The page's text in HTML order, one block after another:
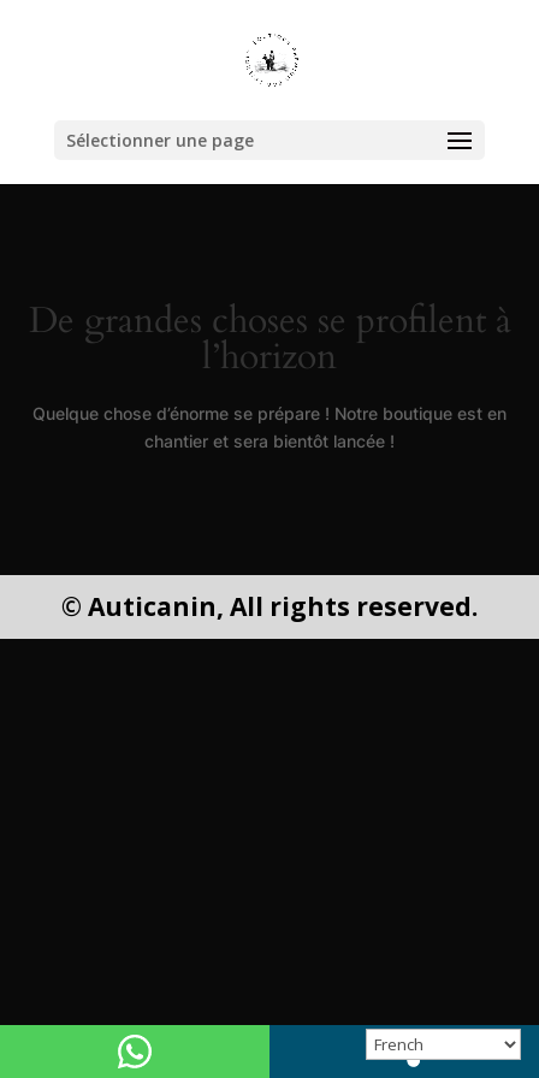
Sélectionner une page
De grandes choses se profilent à
l’horizon
Quelque chose d’énorme se prépare ! Notre boutique est en
chantier et sera bientôt lancée !
© Auticanin, All rights reserved.